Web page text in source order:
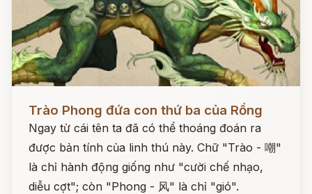
Trào Phong đứa con thứ ba của Rồng
Ngay từ cái tên ta đã có thể thoáng đoán ra
được bản tính của linh thú này. Chữ "Trào - 嘲"
là chỉ hành động giống như "cười chế nhạo,
diễu cợt"; còn "Phong - 风" là chỉ "gió".